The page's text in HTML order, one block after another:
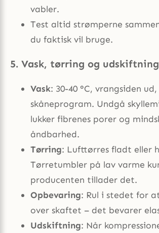
vabler.
Test altid strømperne
du faktisk vil bruge.
5. Vask, tørring og udskiftning
Vask: 30-40 °C, vrangsiden ud,
skåneprogram. Undgå
lukker fibrenes porer og
åndbarhed.
Tørring: Lufttørres fladt eller
Tørretumbler på lav varme
producenten tillader det.
Opbevaring: Rul i stedet for
over skaftet – det bevarer
Udskiftning: Når